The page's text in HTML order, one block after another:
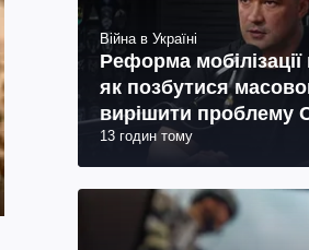
Війна в Україні
Реформа
як позбутися
вирішити проблему
13 годин тому